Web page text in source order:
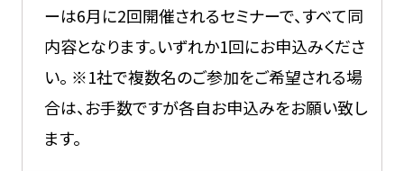
ーは6月に2回開催されるセミナーで、すべて同
内容となります。いずれか1回にお申込みくださ
い。 ※1社で複数名のご参加をご希望される場
合は、お手数ですが各自お申込みをお願い致し
ます。